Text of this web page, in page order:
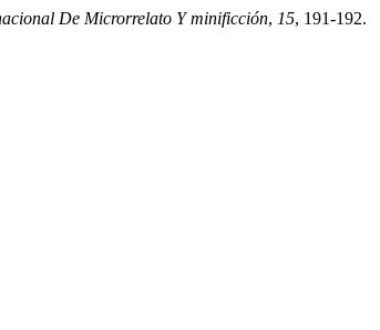
De Microrrelato Y minificción, 15, 191-192.